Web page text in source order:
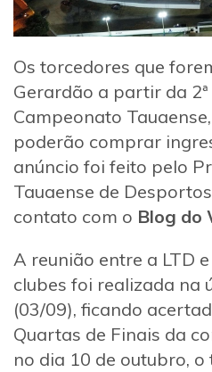
Os torcedores que
Gerardão a partir da 2ª
Campeonato Tauaense,
poderão comprar
anúncio foi feito pelo
Tauaense de
contato com o Blog do
A reunião entre a LTD
clubes foi realizada na
(03/09), ficando
Quartas de Finais da
no dia 10 de outubro,